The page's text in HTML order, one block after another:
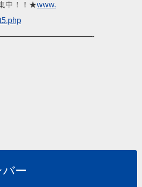
中！！★www.
———————————-
ー